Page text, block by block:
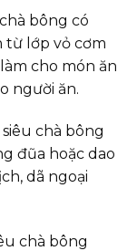
bông có
từ lớp vỏ cơm
cho món ăn
người ăn.
chà bông
đũa hoặc dao
dã ngoại
chà bông